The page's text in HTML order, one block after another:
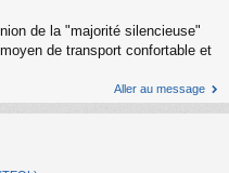
de la "majorité silencieuse"
de transport confortable et
Aller au message